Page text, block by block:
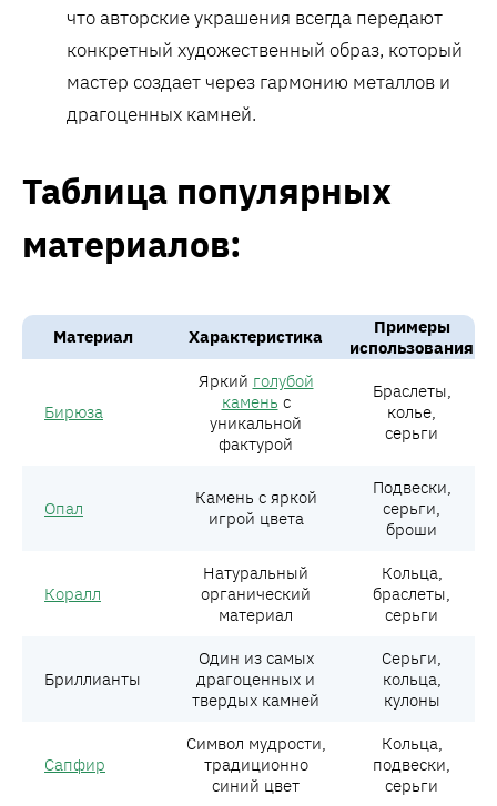
что авторские украшения всегда передают
конкретный художественный образ, который
мастер создает через гармонию металлов и
драгоценных камней.
Таблица популярных
материалов:
Материал Характеристика
Примеры
использования
Бирюза
Яркий голубой
камень с
уникальной
фактурой
Браслеты,
колье,
серьги
Опал
Камень с яркой
игрой цвета
Подвески,
серьги,
броши
Коралл
Натуральный
органический
материал
Кольца,
браслеты,
серьги
Бриллианты
Один из самых
драгоценных и
твердых камней
Серьги,
кольца,
кулоны
Сапфир
Символ мудрости,
традиционно
синий цвет
Кольца,
подвески,
серьги